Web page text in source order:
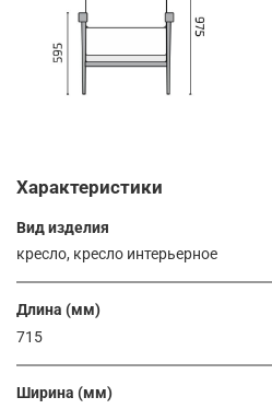
Характеристики
Вид изделия
кресло, кресло интерьерное
Длина (мм)
715
Ширина (мм)